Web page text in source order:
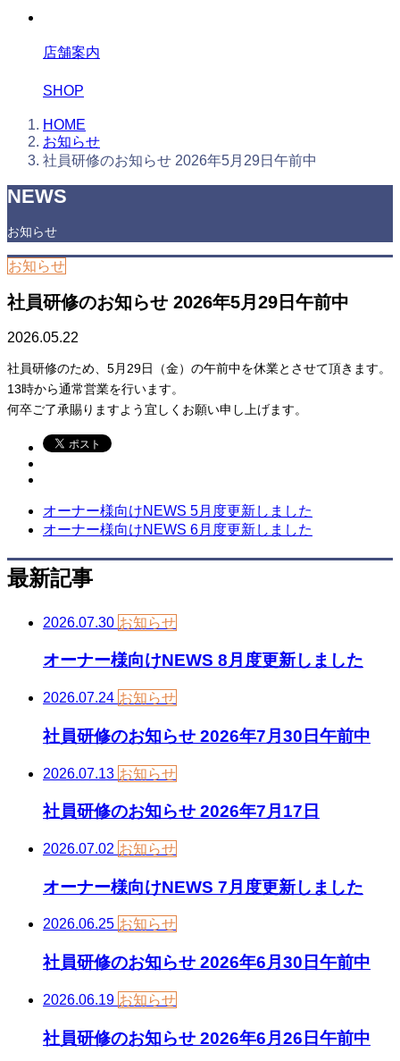
店舗案内
SHOP
HOME
お知らせ
社員研修のお知らせ 2026年5月29日午前中
NEWS
お知らせ
お知らせ
社員研修のお知らせ 2026年5月29日午前中
2026.05.22
社員研修のため、5月29日（金）の午前中を休業とさせて頂きます。
13時から通常営業を行います。
何卒ご了承賜りますよう宜しくお願い申し上げます。
オーナー様向けNEWS 5月度更新しました
オーナー様向けNEWS 6月度更新しました
最新記事
2026.07.30 お知らせ
オーナー様向けNEWS 8月度更新しました
2026.07.24 お知らせ
社員研修のお知らせ 2026年7月30日午前中
2026.07.13 お知らせ
社員研修のお知らせ 2026年7月17日
2026.07.02 お知らせ
オーナー様向けNEWS 7月度更新しました
2026.06.25 お知らせ
社員研修のお知らせ 2026年6月30日午前中
2026.06.19 お知らせ
社員研修のお知らせ 2026年6月26日午前中